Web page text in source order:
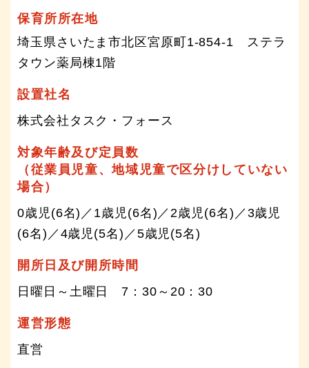
保育所所在地
埼玉県さいたま市北区宮原町1-854-1 ステラ
タウン薬局棟1階
設置社名
株式会社タスク・フォース
対象年齢及び定員数
（従業員児童、地域児童で区分けしていない
場合）
0歳児(6名)／1歳児(6名)／2歳児(6名)／3歳児
(6名)／4歳児(5名)／5歳児(5名)
開所日及び開所時間
日曜日～土曜日 7：30～20：30
運営形態
直営